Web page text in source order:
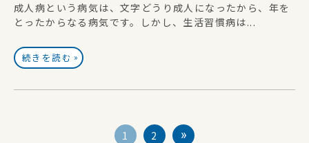
成人病という病気は、文字どうり成人になったから、年を
とったからなる病気です。しかし、生活習慣病は...
続きを読む »
1 2